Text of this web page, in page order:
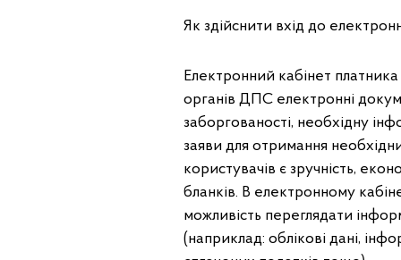
Як здійснити вхід до
Електронний кабінет
органів ДПС електронні
заборгованості, необхідну
заяви для отримання
користувачів є зручність,
бланків. В електронному
можливість переглядати
(наприклад: облікові дані,